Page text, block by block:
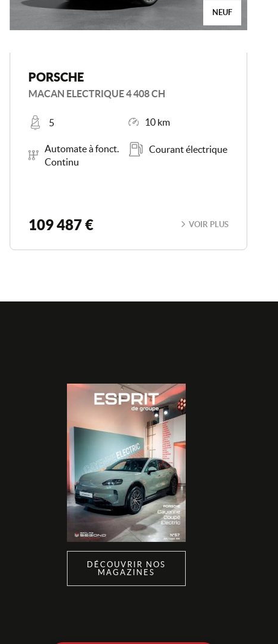
NEUF
PORSCHE
MACAN ELECTRIQUE 4 408 CH
Places
5
Kilométrage
10 km
Automate à fonct.
Continu
Carburant
Courant électrique
109 487 € VOIR PLUS
DÉCOUVRIR NOS
MAGAZINES